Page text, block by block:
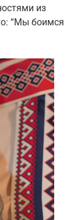
из
“Мы боимся